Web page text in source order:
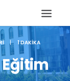
| 1 DAKIKA
Eğitim